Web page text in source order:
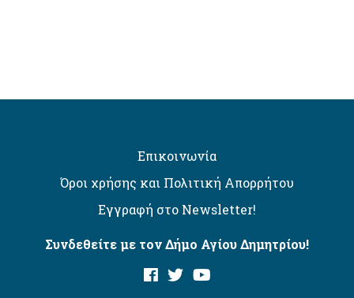
Επικοινωνία
Όροι χρήσης και Πολιτική Απορρήτου
Εγγραφή στο Newsletter!
Συνδεθείτε με τον Δήμο Αγίου Δημητρίου!